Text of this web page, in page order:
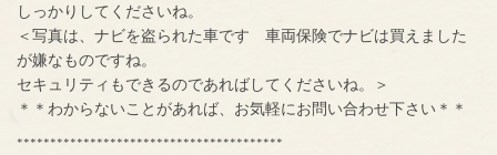
しっかりしてくださいね。
＜写真は、ナビを盗られた車です 車両保険でナビは買えました
が嫌なものですね。
セキュリティもできるのであればしてくださいね。＞
＊＊わからないことがあれば、お気軽にお問い合わせ下さい＊＊
****************************************